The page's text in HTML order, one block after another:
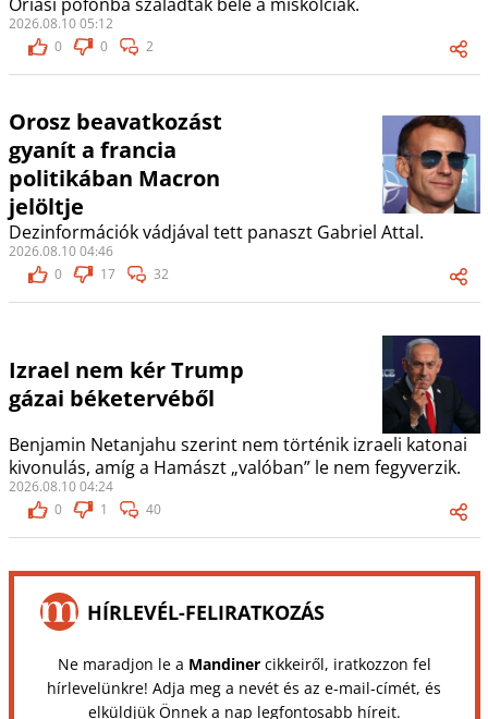
Óriási pofonba szaladtak bele a miskolciak.
2026.08.10 05:12
0
0 2
Orosz beavatkozást
gyanít a francia
politikában Macron
jelöltje
Dezinformációk vádjával tett panaszt Gabriel Attal.
2026.08.10 04:46
0
17 32
Izrael nem kér Trump
gázai béketervéből
Benjamin Netanjahu szerint nem történik izraeli katonai
kivonulás, amíg a Hamászt „valóban” le nem fegyverzik.
2026.08.10 04:24
0
1 40
HÍRLEVÉL-FELIRATKOZÁS
Ne maradjon le a Mandinercikkeiről, iratkozzon fel
hírlevelünkre! Adja meg a nevét és az e-mail-címét, és
elküldjük Önnek a nap legfontosabb híreit.